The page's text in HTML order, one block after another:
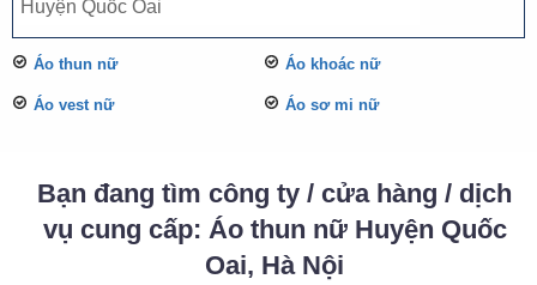
Áo thun nữ Áo khoác nữ
Áo vest nữ Áo sơ mi nữ
Bạn đang tìm công ty / cửa hàng / dịch
vụ cung cấp: Áo thun nữ Huyện Quốc
Oai, Hà Nội